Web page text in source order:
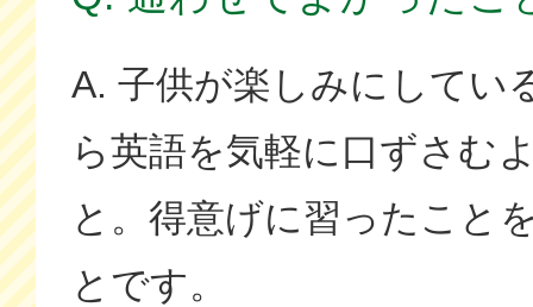
A. 子供が楽しみにしてい
ら英語を気軽に口ずさむ
と。得意げに習ったこと
とです。